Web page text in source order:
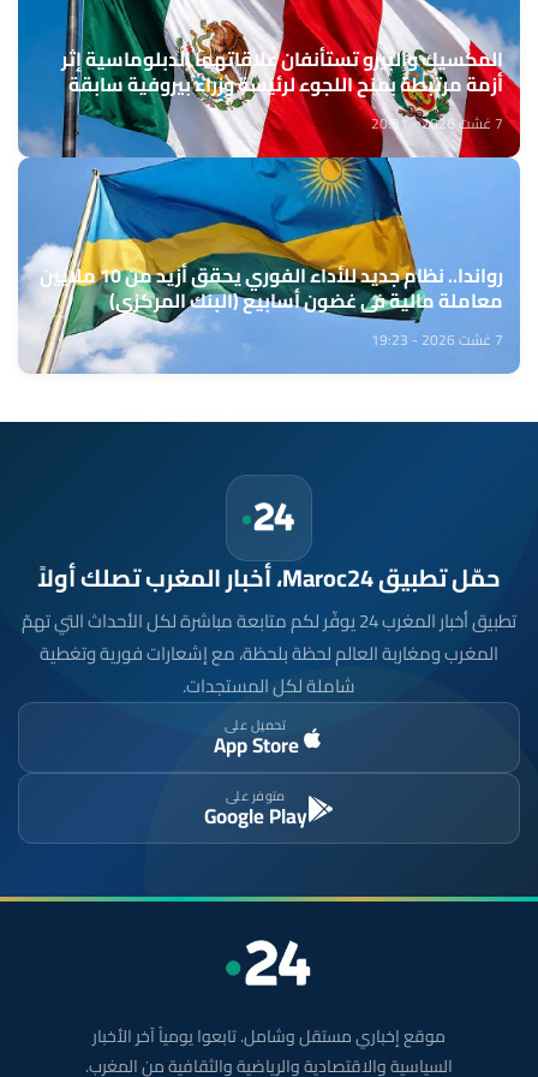
المكسيك والبيرو تستأنفان علاقاتهما الدبلوماسية إثر
أزمة مرتبطة بمنح اللجوء لرئيسة وزراء بيروفية سابقة
7 غشت 2026 - 20:31
رواندا.. نظام جديد للأداء الفوري يحقق أزيد من 10 ملايين
معاملة مالية في غضون أسابيع (البنك المركزي)
7 غشت 2026 - 19:23
حمّل تطبيق Maroc24، أخبار المغرب تصلك أولاً
تطبيق أخبار المغرب 24 يوفّر لكم متابعة مباشرة لكل الأحداث التي تهمّ
المغرب ومغاربة العالم لحظة بلحظة، مع إشعارات فورية وتغطية
شاملة لكل المستجدات.
تحميل على
App Store
متوفر على
Google Play
موقع إخباري مستقل وشامل. تابعوا يومياً آخر الأخبار
السياسية والاقتصادية والرياضية والثقافية من المغرب.